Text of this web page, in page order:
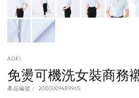
AOKI
免燙可機洗女裝商務
產品編號： 2000009489965